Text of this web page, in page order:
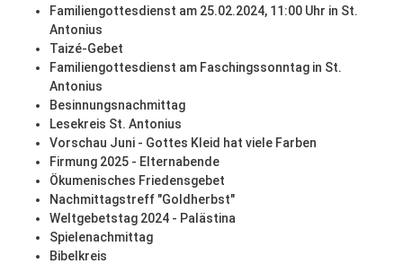
Familiengottesdienst am 25.02.2024, 11:00 Uhr in St.
Antonius
Taizé-Gebet
Familiengottesdienst am Faschingssonntag in St.
Antonius
Besinnungsnachmittag
Lesekreis St. Antonius
Vorschau Juni - Gottes Kleid hat viele Farben
Firmung 2025 - Elternabende
Ökumenisches Friedensgebet
Nachmittagstreff "Goldherbst"
Weltgebetstag 2024 - Palästina
Spielenachmittag
Bibelkreis